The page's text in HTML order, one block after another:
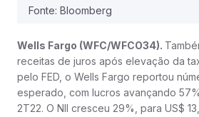
Fonte: Bloomberg
Wells Fargo (WFC/WFCO34).
receitas de juros após elevação da
pelo FED, o Wells Fargo reportou
esperado, com lucros avançando
2T22. O NII cresceu 29%, para US$